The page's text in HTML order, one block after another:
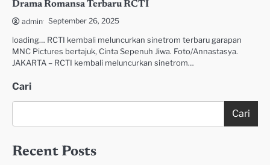
Drama Romansa Terbaru RCTI
admin September 26, 2025
loading… RCTI kembali meluncurkan sinetrom terbaru garapan
MNC Pictures bertajuk, Cinta Sepenuh Jiwa. Foto/Annastasya.
JAKARTA – RCTI kembali meluncurkan sinetrom…
Cari
Cari
Recent Posts